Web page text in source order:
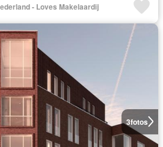
- Loves Makelaardij
3fotos